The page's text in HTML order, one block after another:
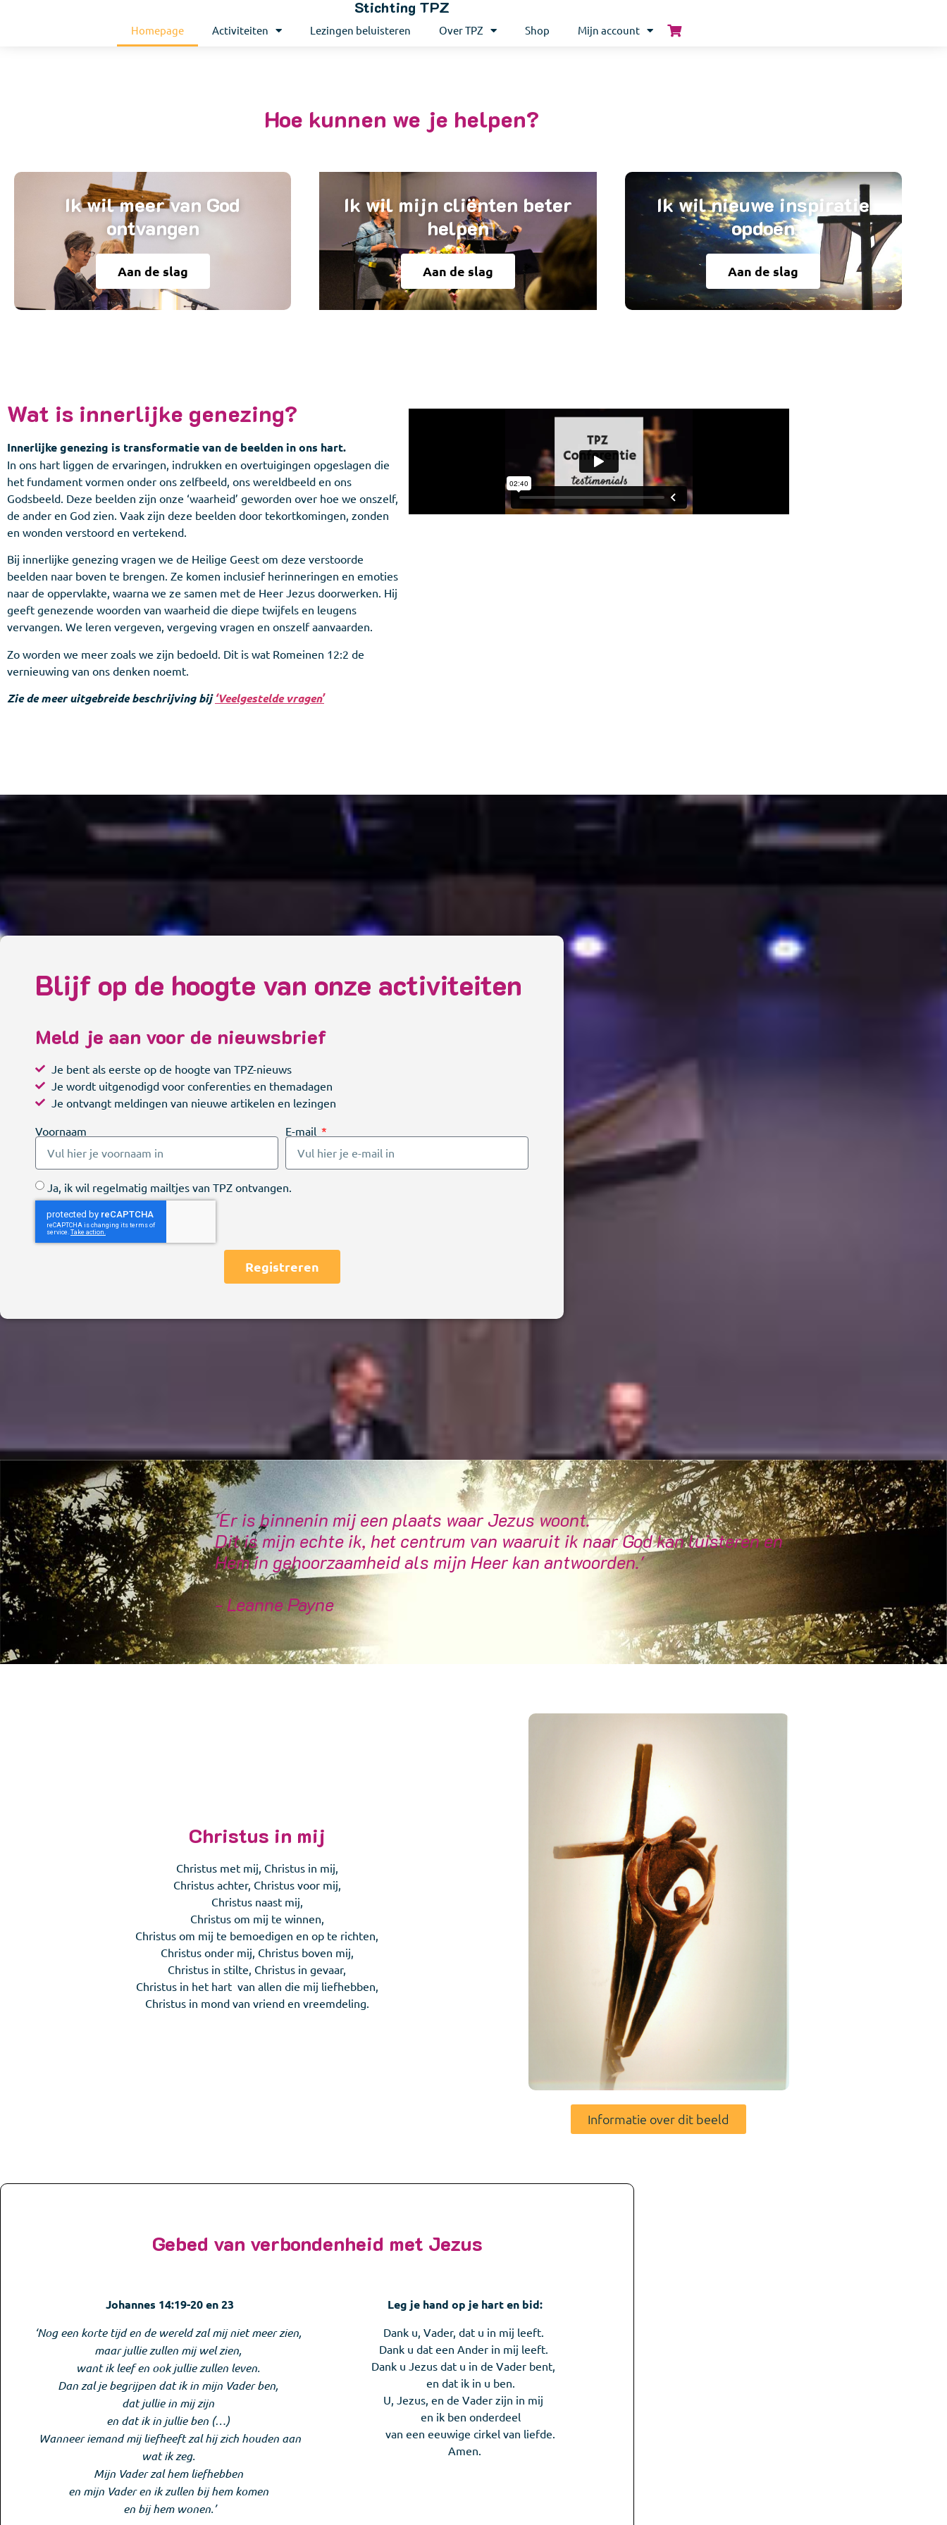
Stichting TPZ
Homepage Activiteiten Lezingen beluisteren Over TPZ Shop Mijn account
Hoe kunnen we je helpen?
Ik wil meer van God
ontvangen
Aan de slag
Ik wil mijn cliënten beter
helpen
Aan de slag
Ik wil nieuwe inspiratie
opdoen
Aan de slag
Wat is innerlijke genezing?
Innerlijke genezing is transformatie van de beelden in ons hart.
In ons hart liggen de ervaringen, indrukken en overtuigingen opgeslagen die
het fundament vormen onder ons zelfbeeld, ons wereldbeeld en ons
Godsbeeld. Deze beelden zijn onze ‘waarheid’ geworden over hoe we onszelf,
de ander en God zien. Vaak zijn deze beelden door tekortkomingen, zonden
en wonden verstoord en vertekend.
Bij innerlijke genezing vragen we de Heilige Geest om deze verstoorde
beelden naar boven te brengen. Ze komen inclusief herinneringen en emoties
naar de oppervlakte, waarna we ze samen met de Heer Jezus doorwerken. Hij
geeft genezende woorden van waarheid die diepe twijfels en leugens
vervangen. We leren vergeven, vergeving vragen en onszelf aanvaarden.
Zo worden we meer zoals we zijn bedoeld. Dit is wat Romeinen 12:2 de
vernieuwing van ons denken noemt.
Zie de meer uitgebreide beschrijving bij‘Veelgestelde vragen’
Blijf op de hoogte van onze activiteiten
Meld je aan voor de nieuwsbrief
Je bent als eerste op de hoogte van TPZ-nieuws
Je wordt uitgenodigd voor conferenties en themadagen
Je ontvangt meldingen van nieuwe artikelen en lezingen
Voornaam
E-mail
Ja, ik wil regelmatig mailtjes van TPZ ontvangen.
Registreren
'Er is binnenin mij een plaats waar Jezus woont.
Dit is mijn echte ik, het centrum van waaruit ik naar God kan luisteren en
Hem in gehoorzaamheid als mijn Heer kan antwoorden.'
- Leanne Payne
Christus in mij
Christus met mij, Christus in mij,
Christus achter, Christus voor mij,
Christus naast mij,
Christus om mij te winnen,
Christus om mij te bemoedigen en op te richten,
Christus onder mij, Christus boven mij,
Christus in stilte, Christus in gevaar,
Christus in het hart van allen die mij liefhebben,
Christus in mond van vriend en vreemdeling.
Informatie over dit beeld
Gebed van verbondenheid met Jezus
Johannes 14:19-20 en 23
‘Nog een korte tijd en de wereld zal mij niet meer zien,
maar jullie zullen mij wel zien,
want ik leef en ook jullie zullen leven.
Dan zal je begrijpen dat ik in mijn Vader ben,
dat jullie in mij zijn
en dat ik in jullie ben (…)
Wanneer iemand mij liefheeft zal hij zich houden aan
wat ik zeg.
Mijn Vader zal hem liefhebben
en mijn Vader en ik zullen bij hem komen
en bij hem wonen.’
Leg je hand op je hart en bid:
Dank u, Vader, dat u in mij leeft.
Dank u dat een Ander in mij leeft.
Dank u Jezus dat u in de Vader bent,
en dat ik in u ben.
U, Jezus, en de Vader zijn in mij
en ik ben onderdeel
van een eeuwige cirkel van liefde.
Amen.